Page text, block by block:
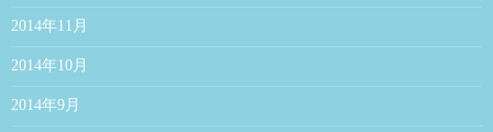
2014年11月
2014年10月
2014年9月